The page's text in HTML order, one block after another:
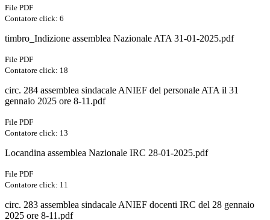
File PDF
Contatore click: 6
timbro_Indizione assemblea Nazionale ATA 31-01-2025.pdf
File PDF
Contatore click: 18
circ. 284 assemblea sindacale ANIEF del personale ATA il 31
gennaio 2025 ore 8-11.pdf
File PDF
Contatore click: 13
Locandina assemblea Nazionale IRC 28-01-2025.pdf
File PDF
Contatore click: 11
circ. 283 assemblea sindacale ANIEF docenti IRC del 28 gennaio
2025 ore 8-11.pdf